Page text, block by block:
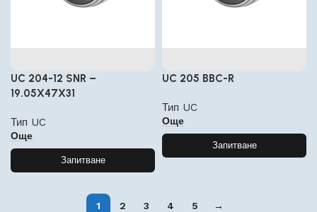
UC 204-12 SNR –
19.05X47X31
Тип UC
Още
Запитване
UC 205 BBC-R
Тип UC
Още
Запитване
1 2 3 4 5 →